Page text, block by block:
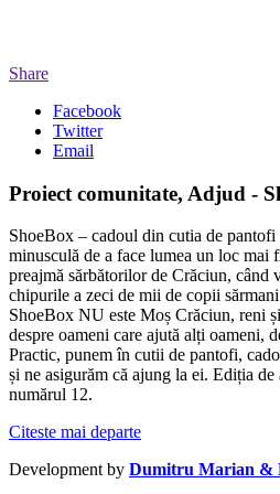
Share
Facebook
Twitter
Email
Proiect comunitate, Adjud -
ShoeBox – cadoul din cutia de pantofi
minusculă de a face lumea un loc mai
preajmă sărbătorilor de Crăciun, când
chipurile a zeci de mii de copii
ShoeBox NU este Moș Crăciun, reni
despre oameni care ajută alți oameni,
Practic, punem în cutii de pantofi,
și ne asigurăm că ajung la ei. Ediția de
numărul 12.
Citeste mai departe
Development by Dumitru Marian &